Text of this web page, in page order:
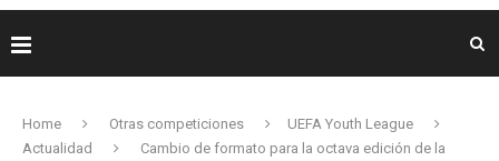
Home Otras competiciones
UEFA Youth League
Actualidad
Cambio de formato para la octava edición de la